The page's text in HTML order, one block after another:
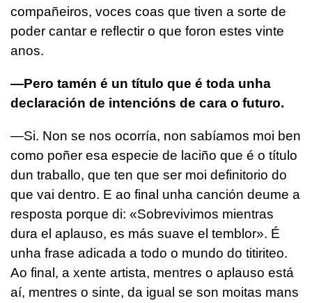
compañeiros, voces coas que tiven a sorte de
poder cantar e reflectir o que foron estes vinte
anos.
—Pero tamén é un título que é toda unha
declaración de intencións de cara o futuro.
—Si. Non se nos ocorría, non sabíamos moi ben
como poñer esa especie de laciño que é o título
dun traballo, que ten que ser moi definitorio do
que vai dentro. E ao final unha canción deume a
resposta porque di: «Sobrevivimos mientras
dura el aplauso, es más suave el temblor». É
unha frase adicada a todo o mundo do titiriteo.
Ao final, a xente artista, mentres o aplauso está
aí, mentres o sinte, da igual se son moitas mans